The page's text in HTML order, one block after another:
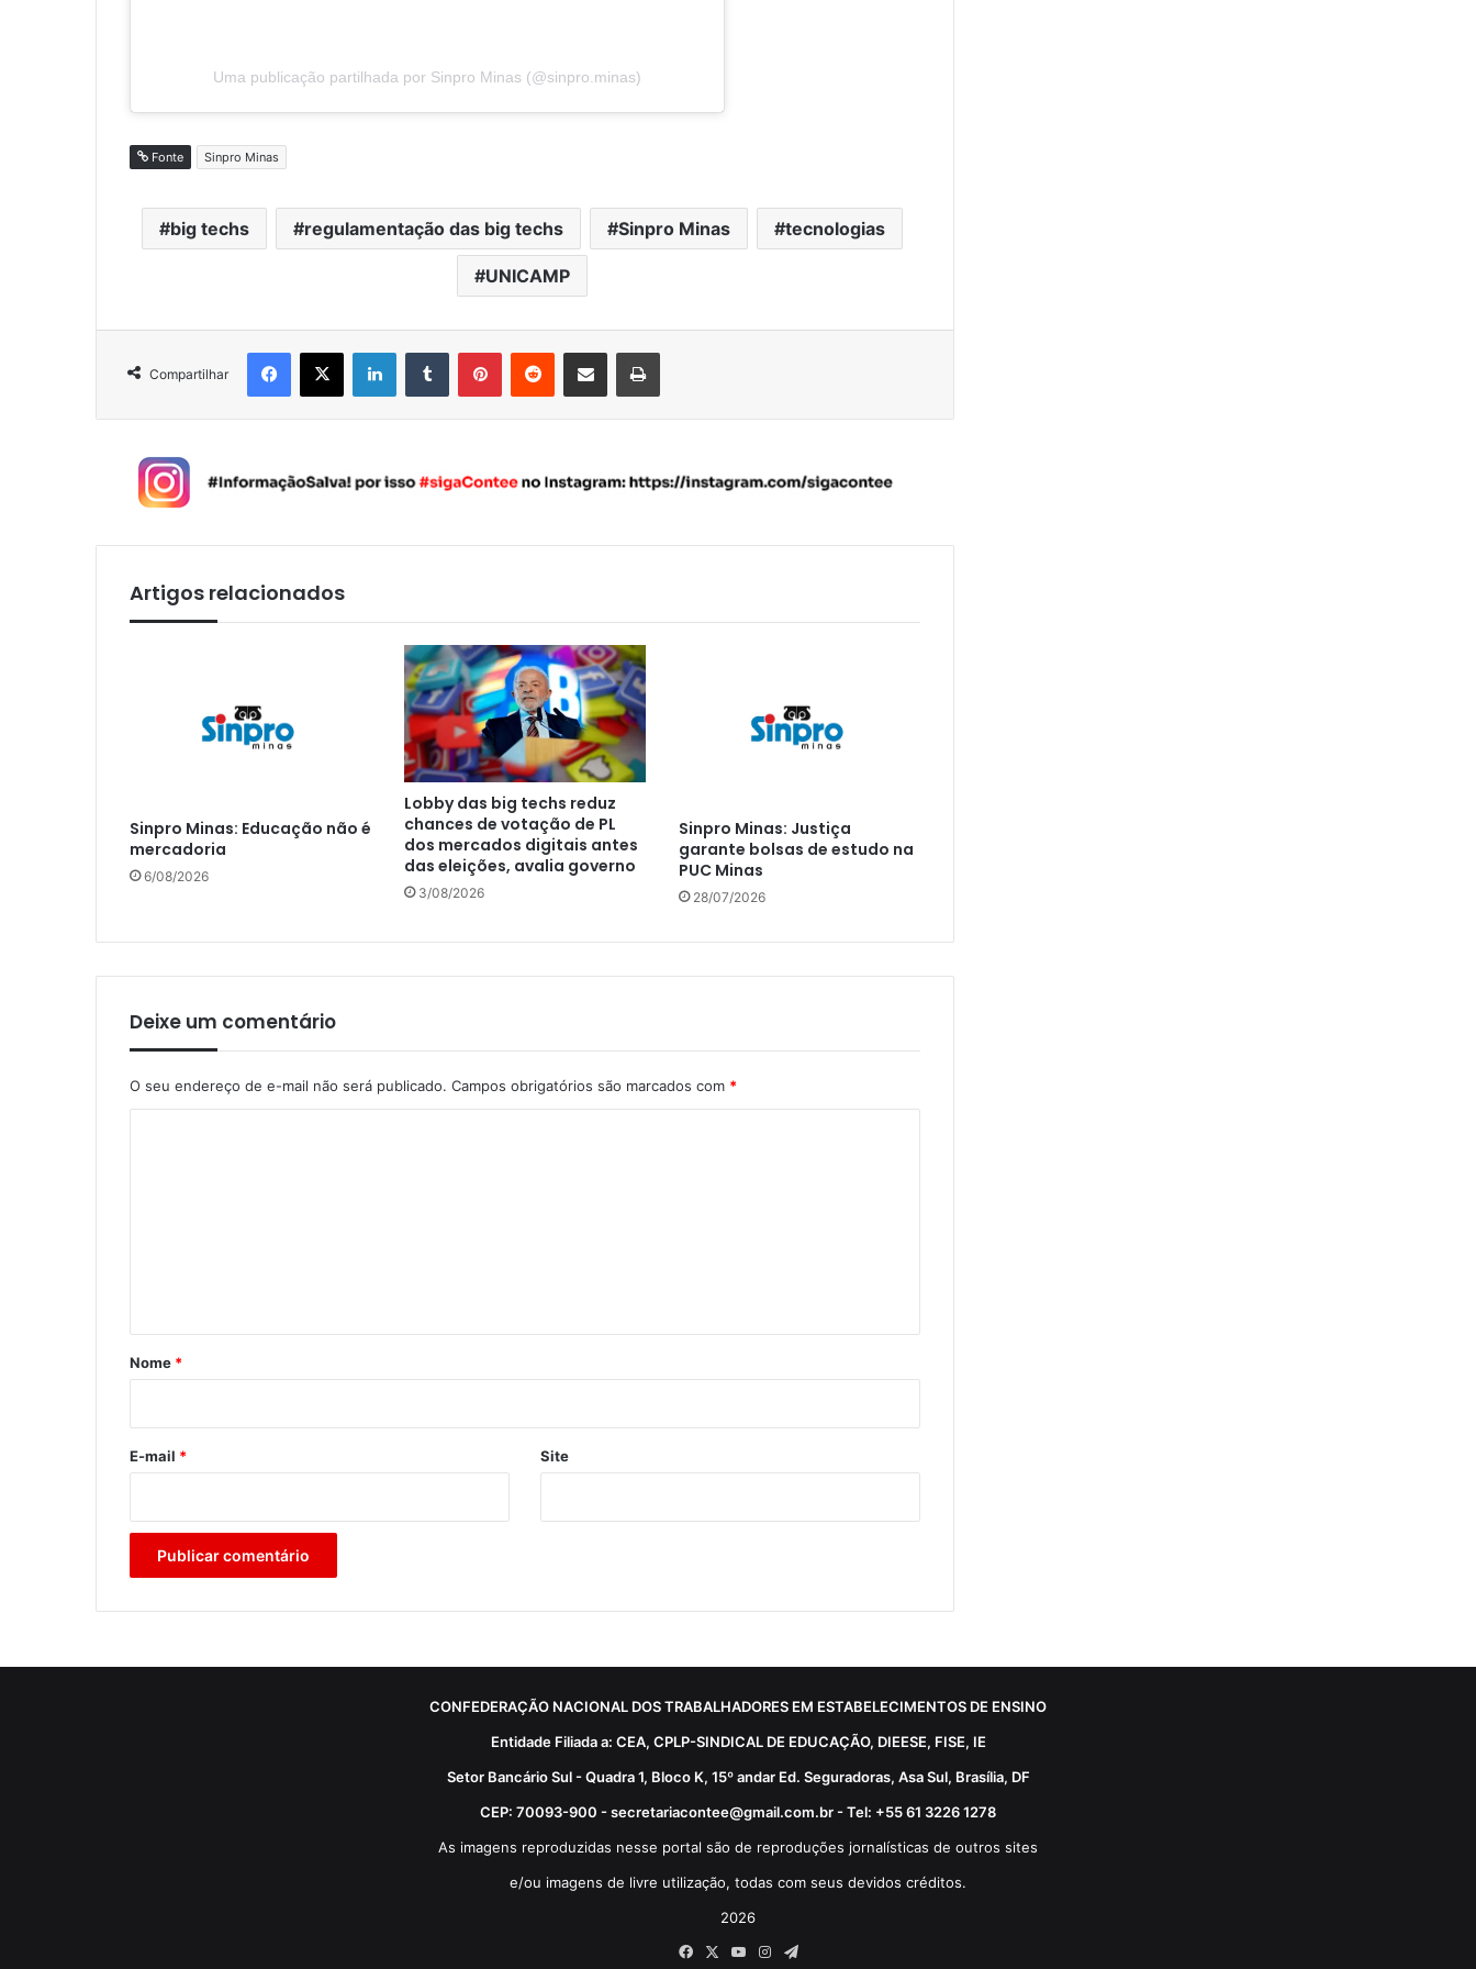
Uma publicação partilhada por Sinpro Minas (@sinpro.minas)
Fonte Sinpro Minas
big techs regulamentação das big techs Sinpro Minas tecnologias
UNICAMP
Compartilhar
Artigos relacionados
Sinpro Minas: Educação não é
mercadoria
6/08/2026
Lobby das big techs reduz
chances de votação de PL
dos mercados digitais antes
das eleições, avalia governo
3/08/2026
Sinpro Minas: Justiça
garante bolsas de estudo na
PUC Minas
28/07/2026
Deixe um comentário
O seu endereço de e-mail não será publicado. Campos obrigatórios são marcados com *
r
*
Nome *
E-mail * Site
CONFEDERAÇÃO NACIONAL DOS TRABALHADORES EM ESTABELECIMENTOS DE ENSINO
Entidade Filiada a: CEA, CPLP-SINDICAL DE EDUCAÇÃO, DIEESE, FISE, IE
Setor Bancário Sul - Quadra 1, Bloco K, 15º andar Ed. Seguradoras, Asa Sul, Brasília, DF
CEP: 70093-900 - secretariacontee@gmail.com.br - Tel: +55 61 3226 1278
As imagens reproduzidas nesse portal são de reproduções jornalísticas de outros sites
e/ou imagens de livre utilização, todas com seus devidos créditos.
2026
FacebookYouTubeInstagram
Telegram